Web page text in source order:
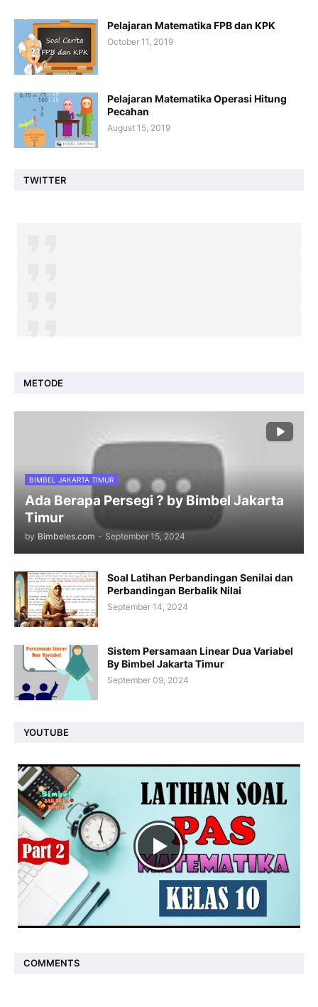
Pelajaran Matematika FPB dan KPK
October 11, 2019
Pelajaran Matematika Operasi Hitung
Pecahan
August 15, 2019
TWITTER
METODE
BIMBEL JAKARTA TIMUR
Ada Berapa Persegi ? by Bimbel Jakarta
Timur
by Bimbeles.com - September 15, 2024
Soal Latihan Perbandingan Senilai dan
Perbandingan Berbalik Nilai
September 14, 2024
Sistem Persamaan Linear Dua Variabel
By Bimbel Jakarta Timur
September 09, 2024
YOUTUBE
COMMENTS